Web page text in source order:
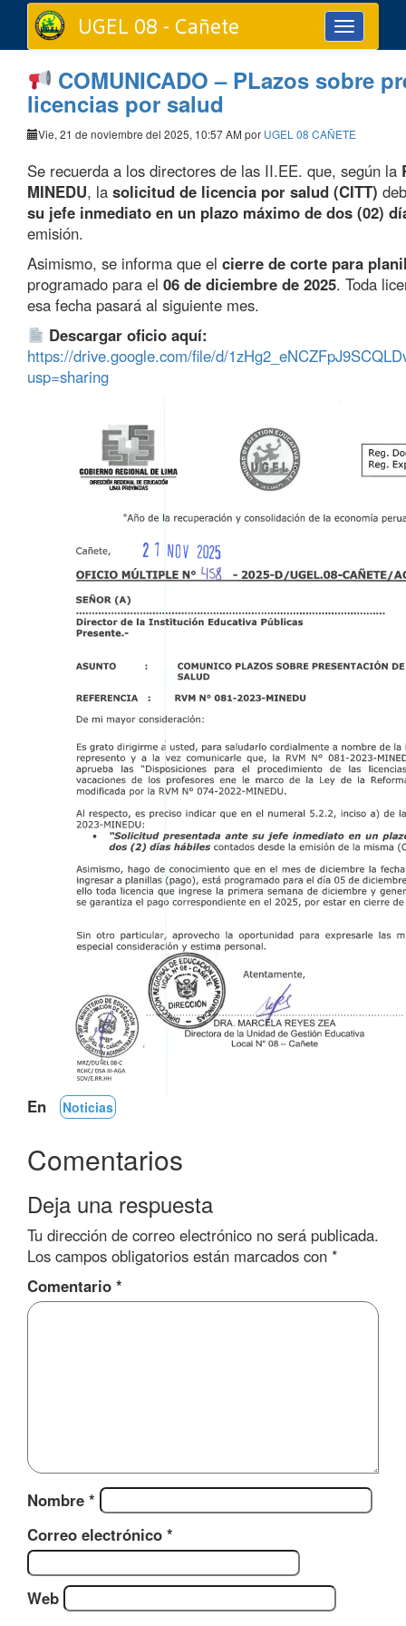
Toggle
navigation
UGEL 08 - Cañete
COMUNICADO – PLazos sobre
licencias por salud
Vie, 21 de noviembre del 2025, 10:57 AM por UGEL 08 CAÑETE
Se recuerda a los directores de las II.EE. que, según la
MINEDU, la solicitud de licencia por salud (CITT)
su jefe inmediato en un plazo máximo de dos (02)
emisión.
Asimismo, se informa que el cierre de corte para
programado para el 06 de diciembre de 2025. Toda
esa fecha pasará al siguiente mes.
Descargar oficio aquí:
https://drive.google.com/file/d/
usp=sharing
En Noticias
Comentarios
Deja una respuesta
Tu dirección de correo electrónico no será publicada.
Los campos obligatorios están marcados con *
Comentario *
Nombre *
Correo electrónico *
Web